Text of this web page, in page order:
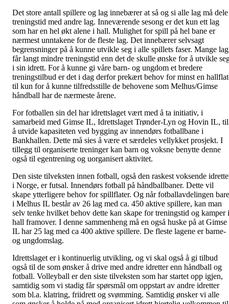
Det store antall spillere og lag innebærer at så og si alle lag må dele
treningstid med andre lag. Inneværende sesong er det kun ett lag
som har en hel økt alene i hall. Mulighet for spill på hel bane er
nærmest unntakene for de fleste lag. Det innebærer selvsagt
begrensninger på å kunne utvikle seg i alle spillets faser. Mange lag
får langt mindre treningstid enn det de skulle ønske for å utvikle
i sin idrett. For å kunne gi våre barn- og ungdom et bredere
treningstilbud er det i dag derfor prekært behov for minst en
til kun for å kunne tilfredsstille de behovene som Melhus/Gimse
håndball har de nærmeste årene.
For fotballen sin del har idrettslaget vært med å ta initiativ, i
samarbeid med Gimse IL, Idrettslaget Trønder-Lyn og Hovin IL, til
å utvide kapasiteten ved bygging av innendørs fotballbane i
Bankhallen. Dette må sies å være et særdeles vellykket prosjekt. I
tillegg til organiserte treninger kan barn og voksne benytte denne
også til egentrening og uorganisert aktivitet.
Den siste tilveksten innen fotball, også den raskest voksende
i Norge, er futsal. Innendørs fotball på håndballbaner. Dette vil
skape ytterligere behov for spillflater. Og når fotballavdelingen bare
i Melhus IL består av 26 lag med ca. 450 aktive spillere, kan man
selv tenke hvilket behov dette kan skape for treningstid og kamper i
hall framover. I denne sammenheng må en også huske på at Gimse
IL har 25 lag med ca 400 aktive spillere. De fleste lagene er barne-
og ungdomslag.
Idrettslaget er i kontinuerlig utvikling, og vi skal også å gi tilbud
også til de som ønsker å drive med andre idretter enn håndball og
fotball. Volleyball er den siste tilveksten som har startet opp igjen,
samtidig som vi stadig får spørsmål om oppstart av andre idretter
som bl.a. klatring, friidrett og svømming. Samtidig ønsker vi alle